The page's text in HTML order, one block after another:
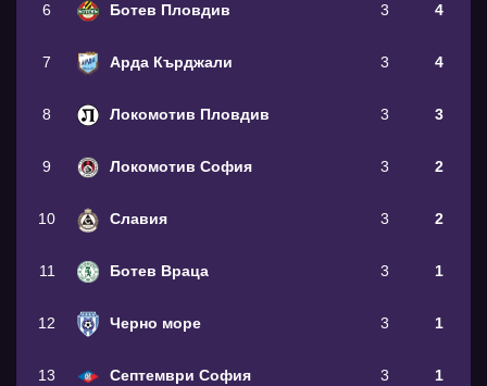
6 Ботев Пловдив 3 4
7 Арда Кърджали 3 4
8 Локомотив Пловдив 3 3
9 Локомотив София 3 2
10 Славия 3 2
11 Ботев Враца 3 1
12 Черно море 3 1
13 Септември София 3 1